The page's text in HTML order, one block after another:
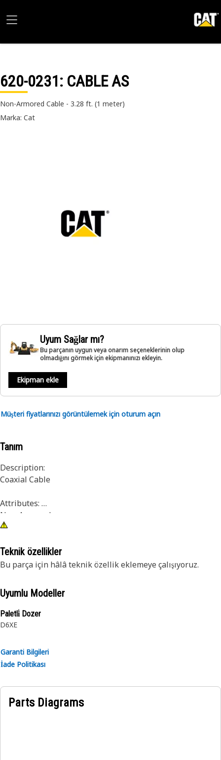
620-0231: CABLE AS
Non-Armored Cable - 3.28 ft. (1 meter)
Marka: Cat
Uyum Sağlar mı?
Bu parçanın uygun veya onarım seçeneklerinin olup
olmadığını görmek için ekipmanınızı ekleyin.
Ekipman ekle
Müşteri fiyatlarınızı görüntülemek için oturum açın
Tanım
Description:
Coaxial Cable
Attributes:
Non-Armored
Recommended Application:
All work environments
Teknik özellikler
Bu parça için hâlâ teknik özellik eklemeye çalışıyoruz.
Uyumlu Modeller
Paletli̇ Dozer
D6XE
Garanti Bilgileri
İade Politikası
Parts Diagrams